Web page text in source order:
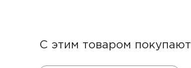
С этим товаром покупают